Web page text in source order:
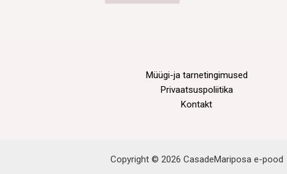
Müügi-ja tarnetingimused
Privaatsuspoliitika
Kontakt
Copyright © 2026 CasadeMariposa e-pood